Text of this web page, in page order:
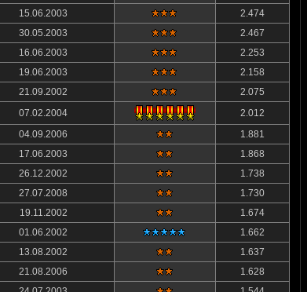
15.06.2003
2.474
30.05.2003
2.467
16.06.2003
2.253
19.06.2003
2.158
21.09.2002
2.075
07.02.2004
2.012
04.09.2006
1.881
17.06.2003
1.868
26.12.2002
1.738
27.07.2008
1.730
19.11.2002
1.674
01.06.2002
1.662
13.08.2002
1.637
21.08.2006
1.628